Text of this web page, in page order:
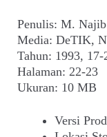
Penulis: M.
Media: DeTIK,
Tahun: 1993,
Halaman: 22-23
Ukuran: 10 MB
Versi